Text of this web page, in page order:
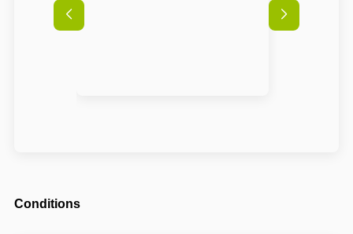
Conditions